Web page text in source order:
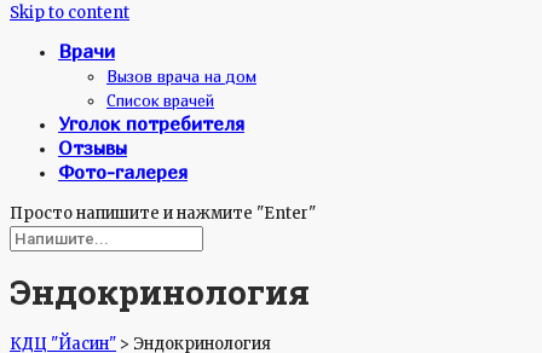
Skip to content
Врачи
Вызов врача на дом
Список врачей
Уголок потребителя
Отзывы
Фото-галерея
Просто напишите и нажмите "Enter"
Эндокринология
КДЦ "Йасин" > Эндокринология